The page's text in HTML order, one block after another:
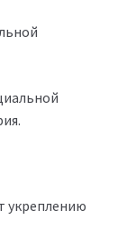
укреплению